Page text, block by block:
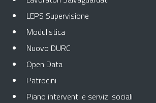
LEPS Supervisione
Modulistica
Nuovo DURC
Open Data
Patrocini
Piano interventi e servizi sociali